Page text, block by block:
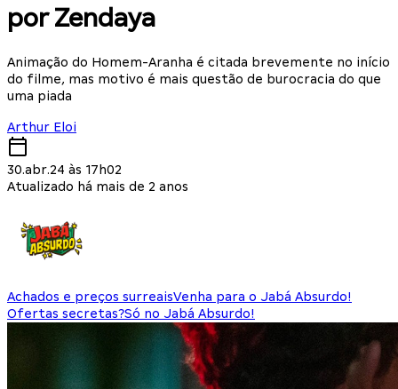
por Zendaya
Animação do Homem-Aranha é citada brevemente no início
do filme, mas motivo é mais questão de burocracia do que
uma piada
Arthur Eloi
30.abr.24 às 17h02
Atualizado há mais de 2 anos
Achados e preços surreaisVenha para o Jabá Absurdo!
Ofertas secretas?Só no Jabá Absurdo!